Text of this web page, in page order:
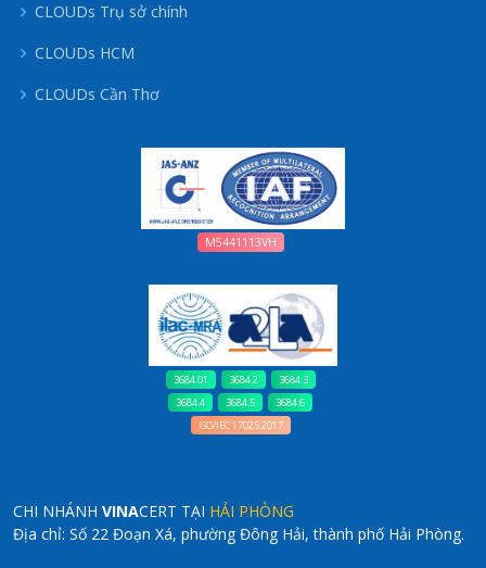
CLOUDs Trụ sở chính
CLOUDs HCM
CLOUDs Cần Thơ
M5441113VH
3684.01 3684.2
3684.3
3684.4
3684.5
3684.6
ISO/IEC 17025:2017
CHI NHÁNH VINACERT TẠI HẢI PHÒNG
Địa chỉ: Số 22 Đoạn Xá, phường Đông Hải, thành phố Hải Phòng.